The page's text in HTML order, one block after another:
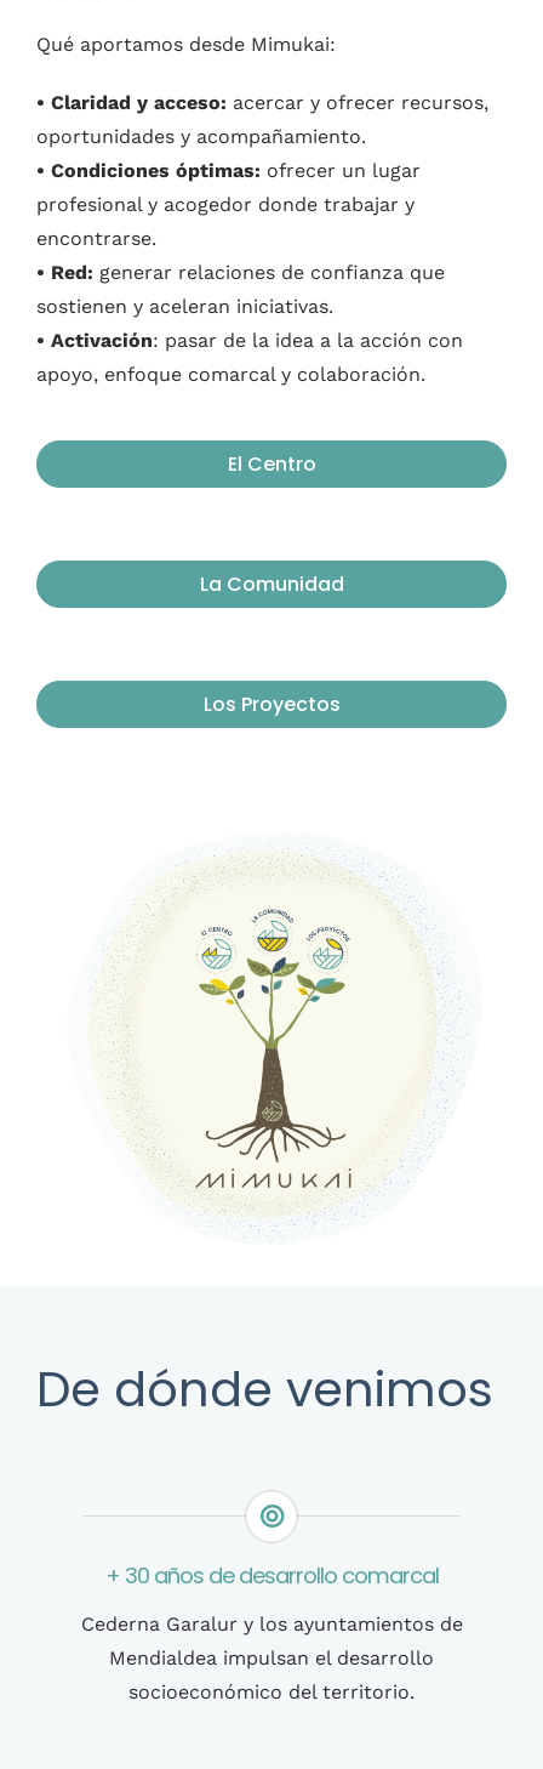
Qué aportamos desde Mimukai:
• Claridad y acceso: acercar y ofrecer recursos,
oportunidades y acompañamiento.
• Condiciones óptimas: ofrecer un lugar
profesional y acogedor donde trabajar y
encontrarse.
• Red: generar relaciones de confianza que
sostienen y aceleran iniciativas.
• Activación: pasar de la idea a la acción con
apoyo, enfoque comarcal y colaboración.
El Centro
La Comunidad
Los Proyectos
De dónde venimos
+ 30 años de desarrollo comarcal
Cederna Garalur y los ayuntamientos de
Mendialdea impulsan el desarrollo
socioeconómico del territorio.